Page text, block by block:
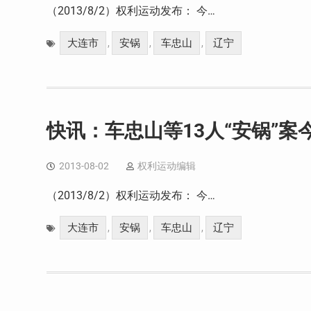
（2013/8/2）权利运动发布： 今…
大连市 , 安锅 , 车忠山 , 辽宁
快讯：车忠山等13人“安锅”案
2013-08-02 权利运动编辑
（2013/8/2）权利运动发布： 今…
大连市 , 安锅 , 车忠山 , 辽宁